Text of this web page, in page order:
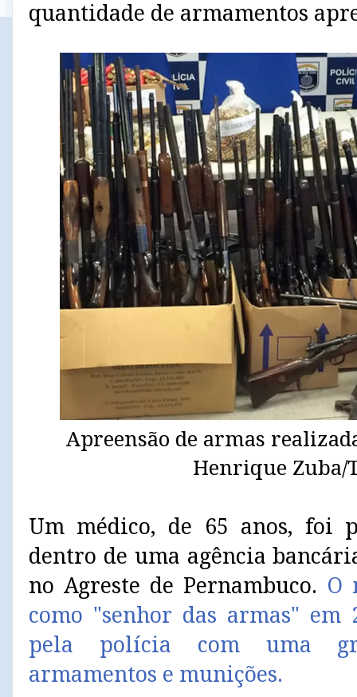
quantidade de armamentos
Apreensão de armas
Henrique Zuba/
Um médico, de 65 anos, foi
dentro de uma agência
no Agreste de Pernambuco. O
como "senhor das armas" em
pela polícia com uma
armamentos e munições.